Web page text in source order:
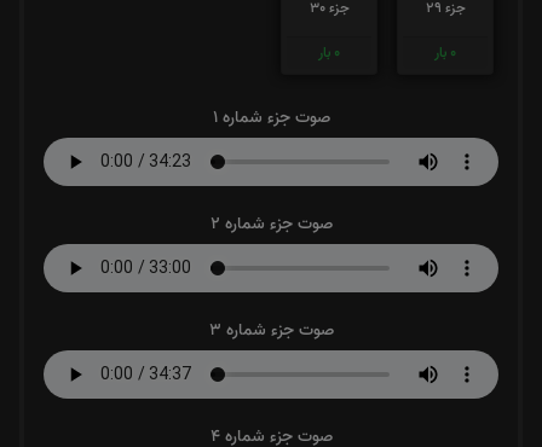
جزء 29
0 بار
جزء 30
0 بار
صوت جزء شماره 1
صوت جزء شماره 2
صوت جزء شماره 3
صوت جزء شماره 4